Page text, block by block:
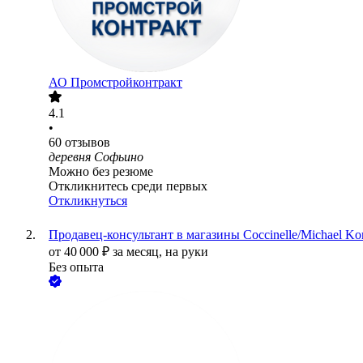
АО Промстройконтракт
4.1
•
60 отзывов
деревня Софьино
Можно без резюме
Откликнитесь среди первых
Откликнуться
Продавец-консультант в магазины Coccinelle/Michael
от 40 000 ₽ за месяц, на руки
Без опыта